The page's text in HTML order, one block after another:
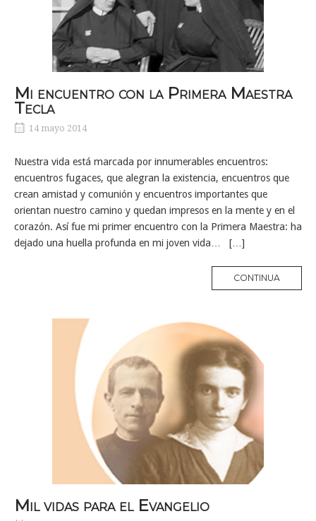
Mi encuentro con la Primera Maestra
Tecla
14 mayo 2014
Nuestra vida está marcada por innumerables encuentros:
encuentros fugaces, que alegran la existencia, encuentros que
crean amistad y comunión y encuentros importantes que
orientan nuestro camino y quedan impresos en la mente y en el
corazón. Así fue mi primer encuentro con la Primera Maestra: ha
dejado una huella profunda en mi joven vida… […]
CONTINUAMORE
Mil vidas para el Evangelio